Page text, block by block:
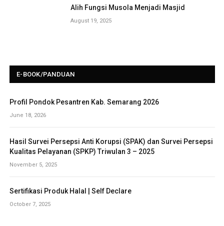
Alih Fungsi Musola Menjadi Masjid
August 19, 2025
E-BOOK/PANDUAN
Profil Pondok Pesantren Kab. Semarang 2026
June 18, 2026
Hasil Survei Persepsi Anti Korupsi (SPAK) dan Survei Persepsi
Kualitas Pelayanan (SPKP) Triwulan 3 – 2025
November 5, 2025
Sertifikasi Produk Halal | Self Declare
October 7, 2025